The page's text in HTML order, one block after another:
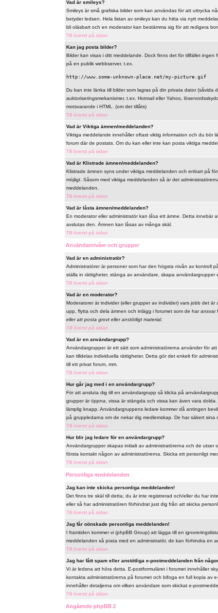
Vad är smileys?
Smileys är små grafiska bilder som kan användas för att uttrycka
betyder ledsen. Hela listan av smileys kan du hitta via nytt
bli oläsbart och en moderator kan bestämma sig för att redigera
Till överst på sidan
Kan jag posta bilder?
Bilder kan visas i ditt meddelande. Dock finns det för tillfället
på en publik webbserver, t.ex.
http://www.some-unknown-place.net/my-picture.gif
Du kan inte länka till bilder som lagras på din privata dator (såvida
auktoriseringsmekanismer, t.ex. Hotmail eller Yahoo,
motsvarande i HTML. (om det tillåts)
Till överst på sidan
Vad är Viktiga ämnen/meddelanden?
Viktiga meddelande innehåller oftast viktig information och du bör
forum där de postats. Om du kan eller inte kan posta viktiga
Till överst på sidan
Vad är Klistrade ämnen/meddelanden?
Klistrade ämnen syns under viktiga meddelanden och enbart på
möjligt. Såsom med viktiga meddelanden så är det
meddelanden.
Till överst på sidan
Vad är låsta ämnen/meddelanden?
En moderator eller administratör kan låsa ett ämne. Detta innebär
avslutas den. Ämnen kan låsas av många skäl.
Till överst på sidan
Användarnivåer och grupper
Vad är en administratör?
Administratörer är personer som har den högsta nivån av kontroll
ställa in rättigheter, stänga av användare, skapa användargrupper
Till överst på sidan
Vad är en moderator?
Moderatorer är individer (eller grupper av individer) vars jobb det
upp, flytta och dela ämnen och inlägg i forumet som de har
eller att posta grovt eller anstötligt material.
Till överst på sidan
Vad är en användargrupp?
Användargrupper är ett sätt som administratörerna använder för
kan tilldelas individuella rättigheter. Detta gör det enkelt för
till ett privat forum, mm.
Till överst på sidan
Hur går jag med i en användargrupp?
För att ansluta dig till en användargrupp så klicka på
grupper äröppna , vissa är stängda och vissa kan även vara
lämplig knapp. Användargruppens ledare kommer då antingen
på gruppledarna om de nekar dig medlemskap. De har säkert sina
Till överst på sidan
Hur blir jag ledare för en användargrupp?
Användargrupper skapas initialt av administratörerna och de
första kontakt någon av administratörerna. Skicka ett personligt
Till överst på sidan
Personliga meddelanden
Jag kan inte skicka personliga meddelanden!
Det finns tre skäl till detta; du är inte registrerad och/eller du har
eller så har administratören förhindrat just dig från att skicka
Till överst på sidan
Jag får oönskade personliga meddelanden!
I framtiden kommer vi (phpBB Group) att lägga till en
meddelanden så prata med en administratör, de kan förhindra en
Till överst på sidan
Jag har fått spam eller anstötliga e-postmeddelanden från
Vi är ledsna att höra detta. E-postformuläret i forumet innehåller
kontakta administratörerna på forumet och bifoga en full kopia av
innehåller detaljerna om vilken användare som skickat e-
Till överst på sidan
Angående phpBB 2